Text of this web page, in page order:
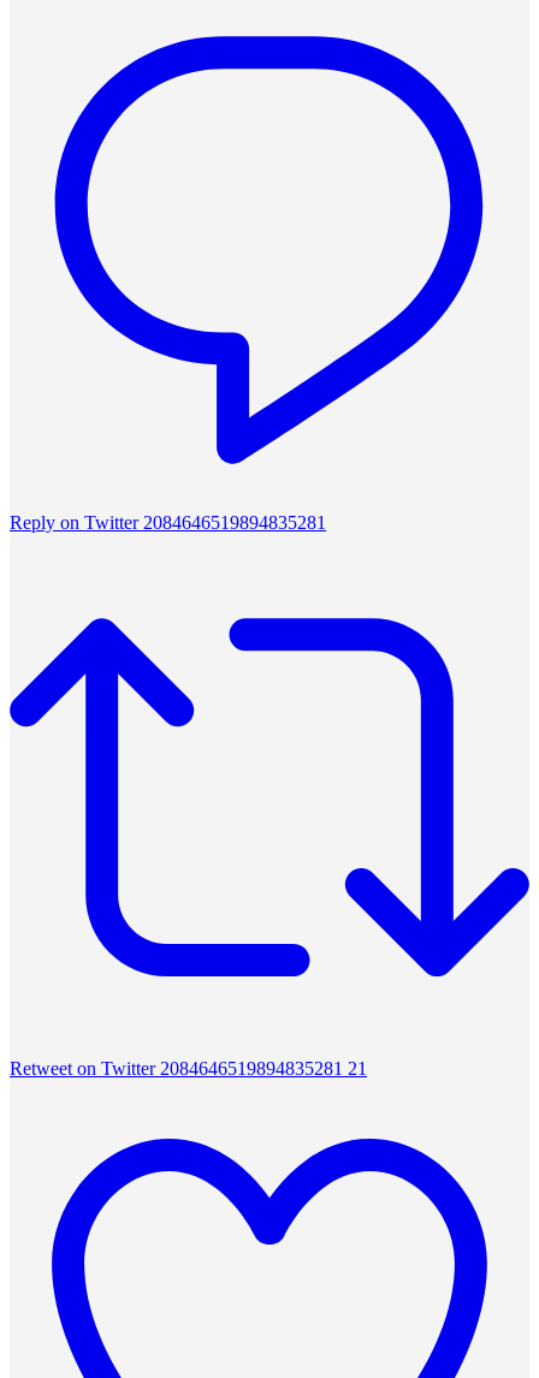
Reply on Twitter 2084646519894835281
Retweet on Twitter 2084646519894835281 21